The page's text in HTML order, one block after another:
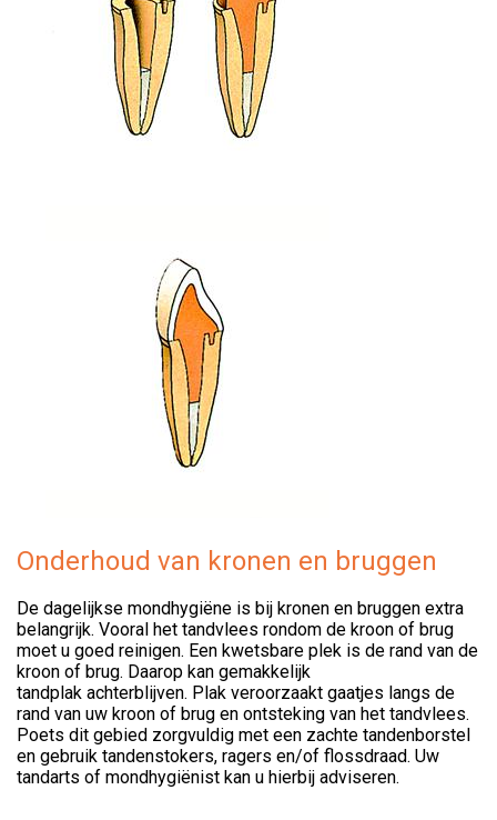
Onderhoud van kronen en bruggen
De dagelijkse mondhygiëne is bij kronen en bruggen extra
belangrijk. Vooral het tandvlees rondom de kroon of brug
moet u goed reinigen. Een kwetsbare plek is de rand van de
kroon of brug. Daarop kan gemakkelijk
tandplak achterblijven. Plak veroorzaakt gaatjes langs de
rand van uw kroon of brug en ontsteking van het tandvlees.
Poets dit gebied zorgvuldig met een zachte tandenborstel
en gebruik tandenstokers, ragers en/of flossdraad. Uw
tandarts of mondhygiënist kan u hierbij adviseren.